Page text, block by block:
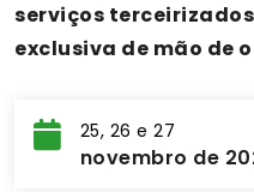
serviços
exclusiva de mão de
25, 26 e 27
novembro de